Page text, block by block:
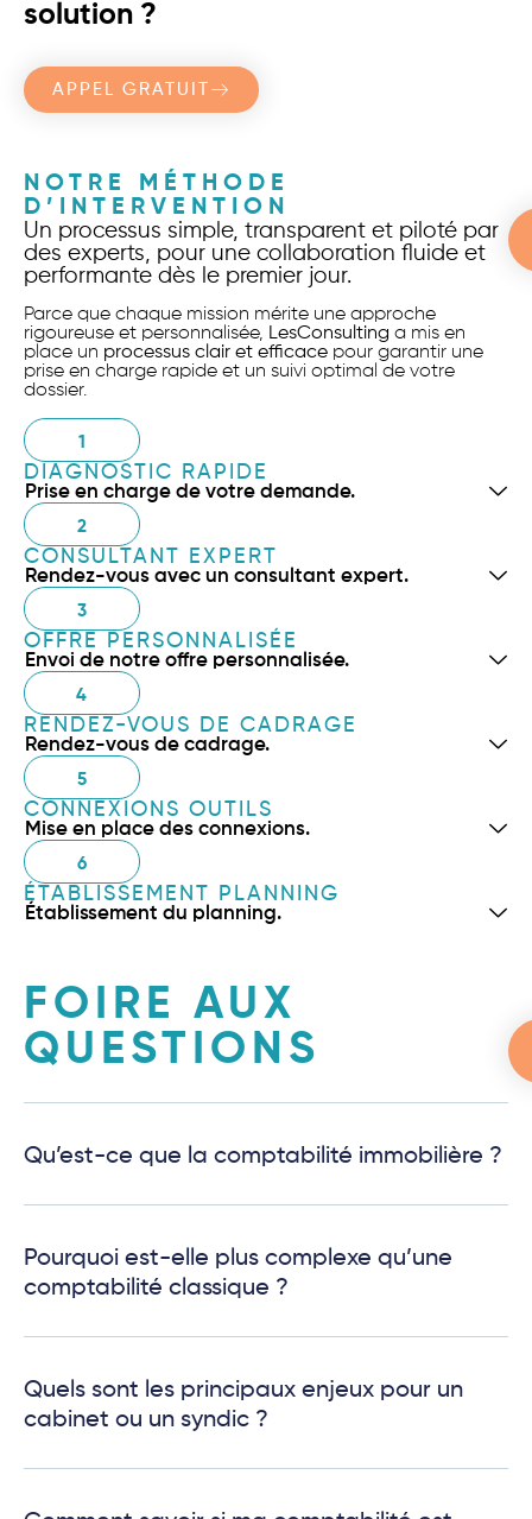
solution ?
APPEL GRATUIT
NOTRE MÉTHODE
D’INTERVENTION
Un processus simple, transparent et piloté par
des experts, pour une collaboration fluide et
performante dès le premier jour.
Parce que chaque mission mérite une approche
rigoureuse et personnalisée, LesConsulting a mis en
place un processus clair et efficace pour garantir une
prise en charge rapide et un suivi optimal de votre
dossier.
1
DIAGNOSTIC RAPIDE
Prise en charge de votre demande.
2
CONSULTANT EXPERT
Rendez-vous avec un consultant expert.
3
OFFRE PERSONNALISÉE
Envoi de notre offre personnalisée.
4
RENDEZ-VOUS DE CADRAGE
Rendez-vous de cadrage.
5
CONNEXIONS OUTILS
Mise en place des connexions.
6
ÉTABLISSEMENT PLANNING
Établissement du planning.
FOIRE AUX
QUESTIONS
Qu’est-ce que la comptabilité immobilière ?
Pourquoi est-elle plus complexe qu’une
comptabilité classique ?
Quels sont les principaux enjeux pour un
cabinet ou un syndic ?